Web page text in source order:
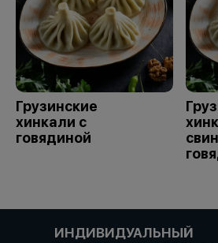
Грузинские
хинкали с
говядиной
ИНДИВИДУАЛЬНЫЙ